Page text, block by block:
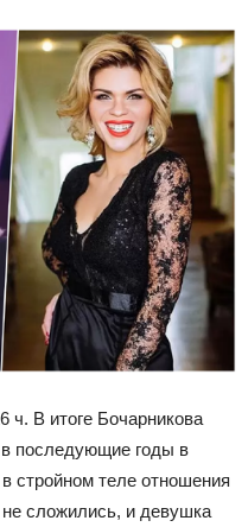
ч. В итоге Бочарникова
в последующие годы в
стройном теле отношения
сложились, и девушка